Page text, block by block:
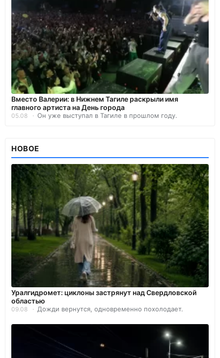
Вместо Валерии: в Нижнем Тагиле раскрыли имя
главного артиста на День города
05.08 Он уже выступал в Тагиле в прошлом году.
НОВОЕ
Уралгидромет: циклоны застрянут над Свердловской
областью
09.08 Дожди вернутся, одновременно похолодает.